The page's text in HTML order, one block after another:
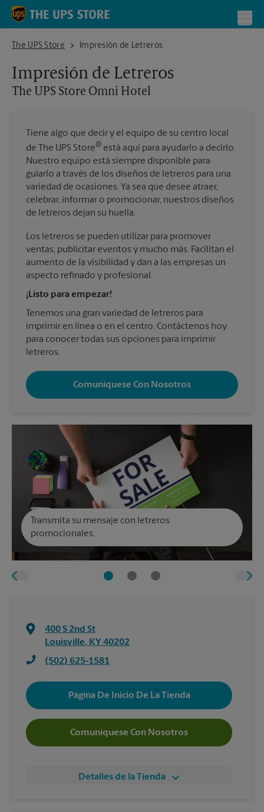
Skip to content
Return to Nav
The UPS Store
The UPS Store Omni HotelImpresión de Letreros
Impresión de Letreros
The UPS Store Omni Hotel
Tiene algo que decir y el equipo de su centro local
de The UPS Store® está aquí para ayudarlo a decirlo.
Nuestro equipo está siempre disponible para
guiarlo a través de los diseños de letreros para una
variedad de ocasiones. Ya sea que desee atraer,
celebrar, informar o promocionar, nuestros diseños
de letreros dejan su huella.
Los letreros se pueden utilizar para promover
ventas, publicitar eventos y mucho más. Facilitan el
aumento de la visibilidad y dan a las empresas un
aspecto refinado y profesional.
¡Listo para empezar!
Tenemos una gran variedad de letreros para
imprimir en línea o en el centro. Contáctenos hoy
para conocer todas sus opciones para imprimir
letreros.
Comuníquese Con Nosotros
Transmita su mensaje con letreros
promocionales.
400 S 2nd St
Louisville, KY 40202
(502) 625-1581
Página De Inicio De La Tienda
Comuníquese Con Nosotros
Detalles de la Tienda